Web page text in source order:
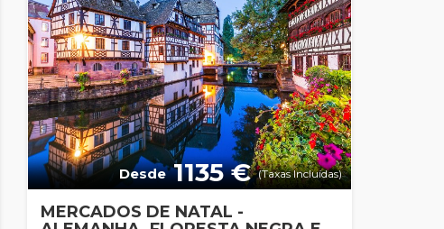
Desde1135 €(Taxas Incluídas)
MERCADOS DE NATAL -